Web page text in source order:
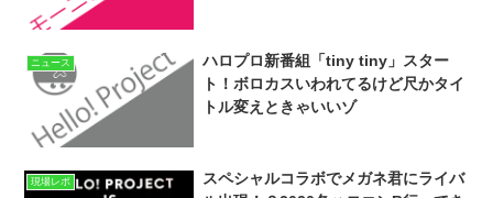
ニュース
ハロプロ新番組「tiny tiny」スター
ト！ボロカスいわれてるけど尺かタイ
トル変えときゃいいゾ
現場レポ
スペシャルコラボでメガネ君にライバ